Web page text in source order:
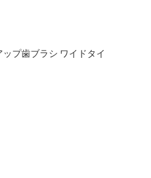
プ歯ブラシ ワイドタイ